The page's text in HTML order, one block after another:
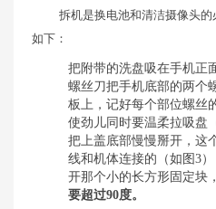
拆机是换电池和清洁摄像头
如下：
把附带的洗盘吸在手机正
螺丝刀把手机底部的两个
板上，记好每个部位螺丝
使劲儿同时要温柔拉吸盘
把上盖底部慢慢掰开，这
线和机体连接的（如图3
开那个小的长方形固定块
要超过90度。